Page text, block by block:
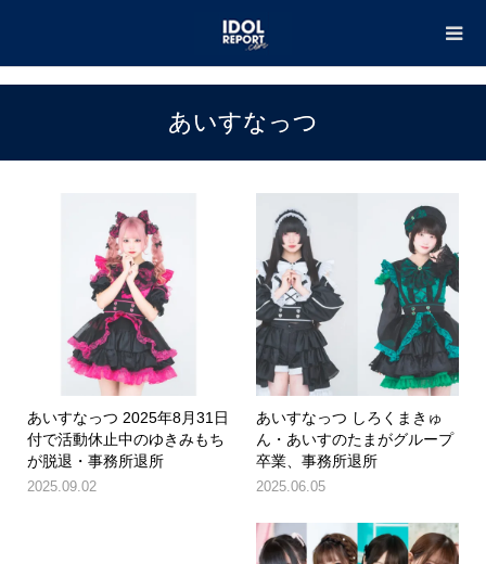
あいすなっつ
あいすなっつ 2025年8月31日
付で活動休止中のゆきみもち
が脱退・事務所退所
2025.09.02
あいすなっつ しろくまきゅ
ん・あいすのたまがグループ
卒業、事務所退所
2025.06.05